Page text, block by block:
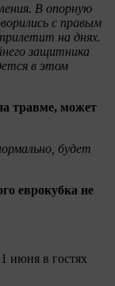
В опорную
с правым
на днях.
защитника
в этом
травме, может
будет
еврокубка не
июня в гостях